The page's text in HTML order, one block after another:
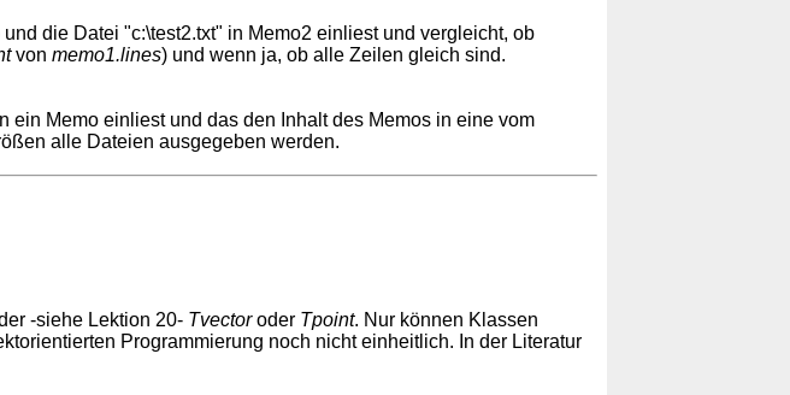
die Datei "c:\test2.txt" in Memo2 einliest und vergleicht, ob
von memo1.lines) und wenn ja, ob alle Zeilen gleich sind.
Memo einliest und das den Inhalt des Memos in eine vom
alle Dateien ausgegeben werden.
-siehe Lektion 20- Tvectoroder Tpoint. Nur können Klassen
Programmierung noch nicht einheitlich. In der Literatur